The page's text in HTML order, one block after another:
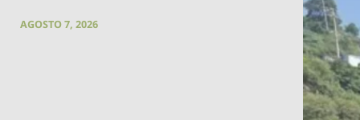
AGOSTO 7, 2026